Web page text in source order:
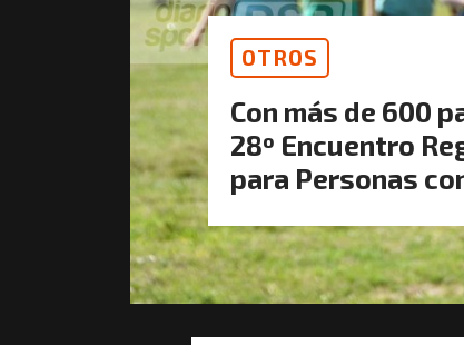
OTROS
Con más de 600
28º Encuentro
para Personas